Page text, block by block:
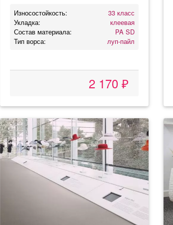
Износостойкость:
33 класс
Укладка:
клеевая
Состав материала:
PA SD
Тип ворса:
луп-пайл
2 170 ₽